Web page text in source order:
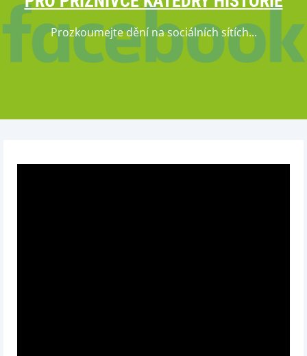
Prozkoumejte dění na sociálních sítích...